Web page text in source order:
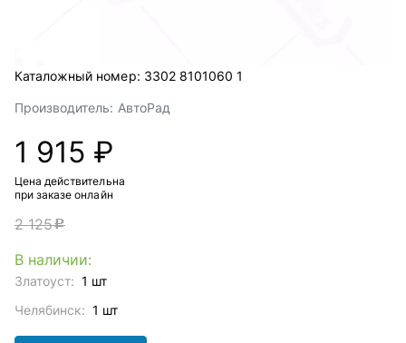
Каталожный номер: 3302 8101060 1
Производитель: АвтоРад
1 915 ₽
Цена действительна
при заказе онлайн
2 125c
В наличии:
Златоуст: 1 шт
Челябинск: 1 шт